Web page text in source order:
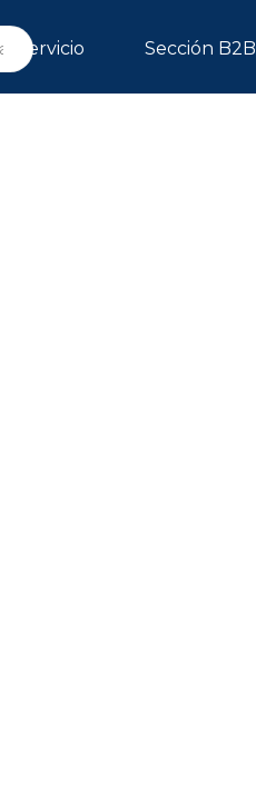
Servicio Sección B2B